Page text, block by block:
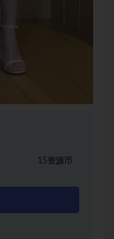
15资源币